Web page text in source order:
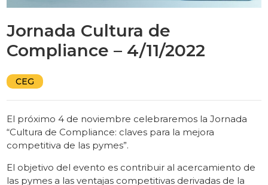
Jornada Cultura de
Compliance – 4/11/2022
CEG
El próximo 4 de noviembre celebraremos la Jornada
“Cultura de Compliance: claves para la mejora
competitiva de las pymes”.
El objetivo del evento es contribuir al acercamiento de
las pymes a las ventajas competitivas derivadas de la